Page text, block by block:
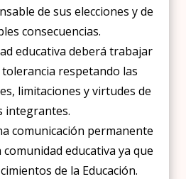
de sus elecciones y de
consecuencias.
educativa deberá trabajar
respetando las
limitaciones y virtudes de
integrantes.
comunicación permanente
educativa ya que
de la Educación.